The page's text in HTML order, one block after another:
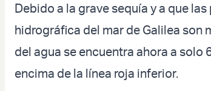
Debido a la grave sequía y a que
hidrográfica del mar de Galilea son
del agua se encuentra ahora a
encima de la línea roja inferior.